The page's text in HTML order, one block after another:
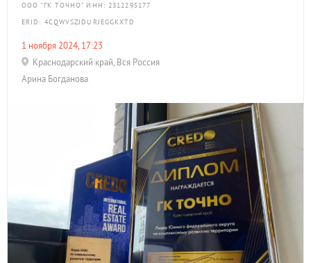
ООО "ГК ТОЧНО" ИНН: 2312295177
ERID: 4CQWVSZJDURJEGGKXTD
1 ноября 2024, 17:23
Краснодарский край, Вся Россия
Арина Богданова